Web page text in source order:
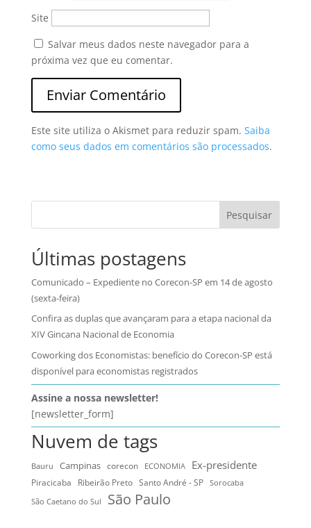
Site
Salvar meus dados neste navegador para a
próxima vez que eu comentar.
Este site utiliza o Akismet para reduzir spam. Saiba
como seus dados em comentários são processados.
Pesquisar
Últimas postagens
Comunicado – Expediente no Corecon-SP em 14 de agosto
(sexta-feira)
Confira as duplas que avançaram para a etapa nacional da
XIV Gincana Nacional de Economia
Coworking dos Economistas: benefício do Corecon-SP está
disponível para economistas registrados
Assine a nossa newsletter!
[newsletter_form]
Nuvem de tags
Bauru Campinas corecon ECONOMIA Ex-presidente
Piracicaba Ribeirão Preto Santo André - SP
Sorocaba
São Caetano do Sul
São Paulo